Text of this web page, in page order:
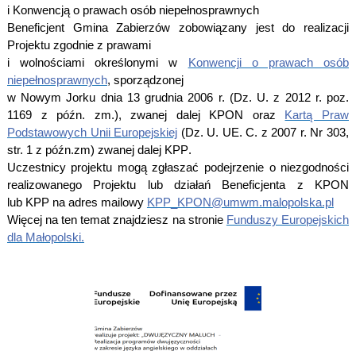
i Konwencją o prawach osób niepełnosprawnych
Beneficjent Gmina Zabierzów zobowiązany jest do realizacji
Projektu zgodnie z prawami
i wolnościami określonymi w
Konwencji o prawach osób
niepełnosprawnych, sporządzonej
w Nowym Jorku dnia 13 grudnia 2006 r. (Dz. U. z 2012 r. poz.
1169 z późn. zm.), zwanej dalej
KPON oraz Kartą Praw
Podstawowych Unii Europejskiej (Dz. U. UE. C. z 2007 r. Nr 303,
str. 1 z późn.zm) zwanej dalej KPP.
Uczestnicy projektu mogą zgłaszać podejrzenie o niezgodności
realizowanego Projektu lub działań Beneficjenta z KPON
lub KPP na adres mailowy KPP_KPON@umwm.malopolska.pl
Więcej na ten temat znajdziesz na stronie Funduszy Europejskich
dla Małopolski.